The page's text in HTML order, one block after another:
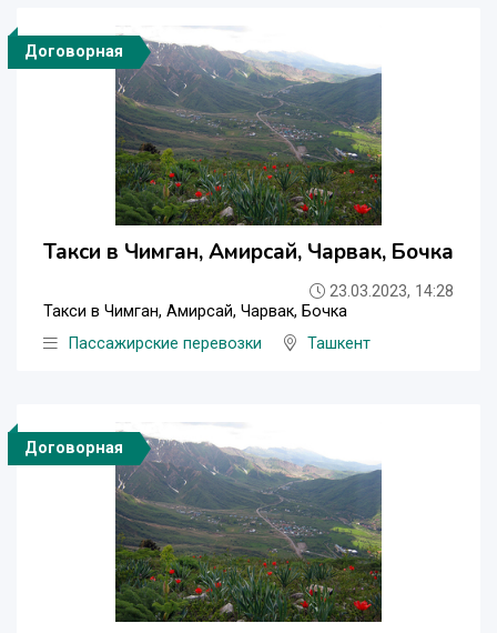
Договорная
Такси в Чимган, Амирсай, Чарвак, Бочка
23.03.2023, 14:28
Такси в Чимган, Амирсай, Чарвак, Бочка
Пассажирские перевозки
Ташкент
Договорная